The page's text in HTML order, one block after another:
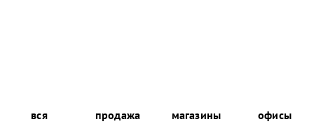
вся
продажа
магазины
офисы